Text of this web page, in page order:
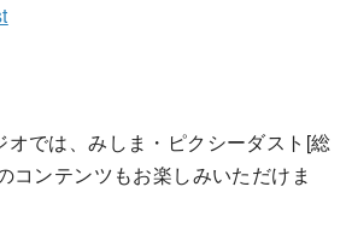
オでは、みしま・ピクシーダスト[総
コンテンツもお楽しみいただけま